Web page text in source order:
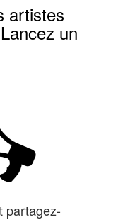
artistes
un
partagez-